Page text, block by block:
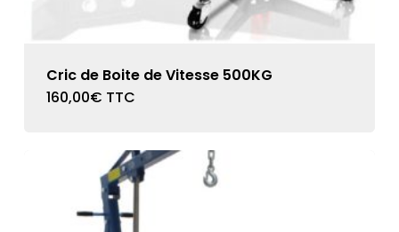
Cric de Boite de Vitesse 500KG
160,00€ TTC